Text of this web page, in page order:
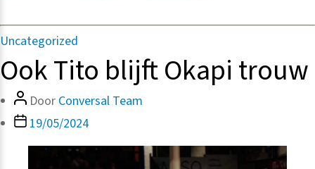
Categorieën
Uncategorized
Ook Tito blijft Okapi trouw
Bericht
auteur
Door Conversal Team
Berichtdatum
19/05/2024